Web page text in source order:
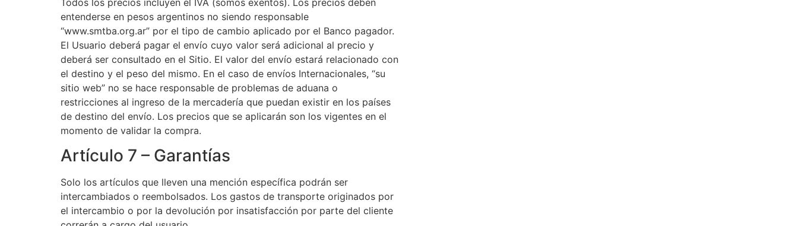
entenderse en pesos argentinos no siendo responsable
“www.smtba.org.ar” por el tipo de cambio aplicado por el Banco pagador.
El Usuario deberá pagar el envío cuyo valor será adicional al precio y
deberá ser consultado en el Sitio. El valor del envío estará relacionado con
el destino y el peso del mismo. En el caso de envíos Internacionales, “su
sitio web” no se hace responsable de problemas de aduana o
restricciones al ingreso de la mercadería que puedan existir en los países
de destino del envío. Los precios que se aplicarán son los vigentes en el
momento de validar la compra.
Artículo 7 – Garantías
Solo los artículos que lleven una mención específica podrán ser
intercambiados o reembolsados. Los gastos de transporte originados por
el intercambio o por la devolución por insatisfacción por parte del cliente